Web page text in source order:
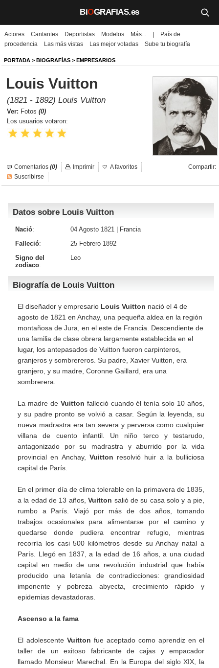
BiOGRAFIAS.es
Biografías
Películas
TV
Música
Un día como hoy
Galerías
Iniciar sesión
Actores Cantantes Deportistas Modelos Más...
País de
procedencia
Las más vistas Las mejor votadas Sube tu biografía
PORTADA > BIOGRAFÍAS > EMPRESARIOS
Louis Vuitton
(1821 - 1892) Louis Vuitton
Ver: Fotos (0)
Los usuarios votaron:
Comentarios (0) Compartir:
Imprimir
A favoritos
Suscribirse
Datos sobre Louis Vuitton
Nació: 04 Agosto 1821 |
Francia
Falleció:
25 Febrero 1892
Signo del
zodiaco:
Leo
Biografía de Louis Vuitton
El diseñador y empresario Louis Vuitton nació el 4 de
agosto de 1821 en Anchay, una pequeña aldea en la región
montañosa de Jura, en el este de Francia. Descendiente de
una familia de clase obrera largamente establecida en el
lugar, los antepasados de Vuitton fueron carpinteros,
granjeros y sombrereros. Su padre, Xavier Vuitton, era
granjero, y su madre, Coronne Gaillard, era una
sombrerera.
La madre de Vuitton falleció cuando él tenía solo 10 años,
y su padre pronto se volvió a casar. Según la leyenda, su
nueva madrastra era tan severa y perversa como cualquier
villana de cuento infantil. Un niño terco y testarudo,
antagonizado por su madrastra y aburrido por la vida
provincial en Anchay, Vuitton resolvió huir a la bulliciosa
capital de París.
En el primer día de clima tolerable en la primavera de 1835,
a la edad de 13 años,Vuitton salió de su casa solo y a pie,
rumbo a París. Viajó por más de dos años, tomando
trabajos ocasionales para alimentarse por el camino y
quedarse donde pudiera encontrar refugio, mientras
recorría los casi 500 kilómetros desde su Anchay natal a
París. Llegó en 1837, a la edad de 16 años, a una ciudad
capital en medio de una revolución industrial que había
producido una letanía de contradicciones: grandiosidad
imponente y pobreza abyecta, crecimiento rápido y
epidemias devastadoras.
Ascenso a la fama
El adolescente Vuitton fue aceptado como aprendiz en el
taller de un exitoso fabricante de cajas y empacador
llamado Monsieur Marechal. En la Europa del siglo XIX, la